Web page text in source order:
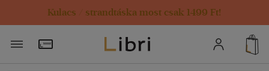
Kulacs / strandtáska most csak 1499 Ft!
Törzsvásárlói Kártya adatai